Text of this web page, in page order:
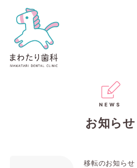
NEWS
お知らせ
移転のお知らせ